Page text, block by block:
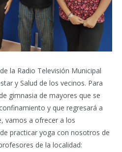
la Radio Televisión Municipal
y Salud de los vecinos. Para
gimnasia de mayores que se
y que regresará a
vamos a ofrecer a los
practicar yoga con nosotros de
de la localidad: